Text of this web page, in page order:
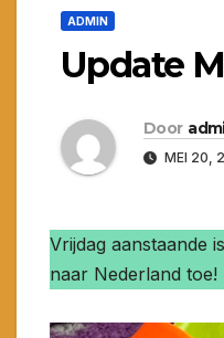
ADMIN
Update
Door
MEI 20,
Vrijdag aanstaande
naar Nederland toe!